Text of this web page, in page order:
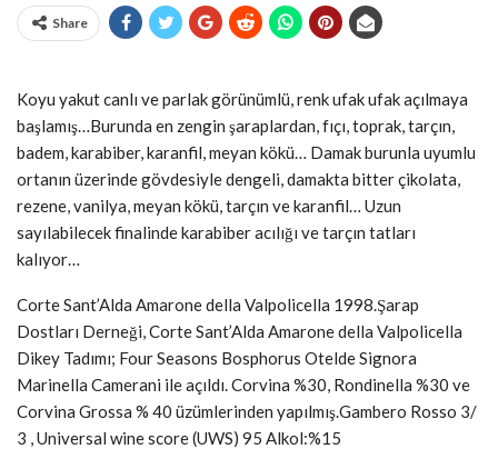
Share
Koyu yakut canlı ve parlak görünümlü, renk ufak ufak açılmaya
başlamış…Burunda en zengin şaraplardan, fıçı, toprak, tarçın,
badem, karabiber, karanfil, meyan kökü… Damak burunla uyumlu
ortanın üzerinde gövdesiyle dengeli, damakta bitter çikolata,
rezene, vanilya, meyan kökü, tarçın ve karanfil… Uzun
sayılabilecek finalinde karabiber acılığı ve tarçın tatları
kalıyor…
Corte Sant’Alda Amarone della Valpolicella 1998.Şarap
Dostları Derneği, Corte Sant’Alda Amarone della Valpolicella
Dikey Tadımı; Four Seasons Bosphorus Otelde Signora
Marinella Camerani ile açıldı. Corvina %30, Rondinella %30 ve
Corvina Grossa % 40 üzümlerinden yapılmış.Gambero Rosso 3/
3 , Universal wine score (UWS) 95 Alkol:%15